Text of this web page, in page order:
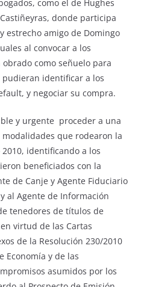
como el de Hughes
donde participa
estrecho amigo de Domingo
al convocar a los
como señuelo para
identificar a los
y negociar su compra.
y urgente proceder a una
que rodearon la
identificando a los
beneficiados con la
de Canje y Agente Fiduciario
al Agente de Información
tenedores de títulos de
virtud de las Cartas
de la Resolución 230/2010
Economía y de las
asumidos por los